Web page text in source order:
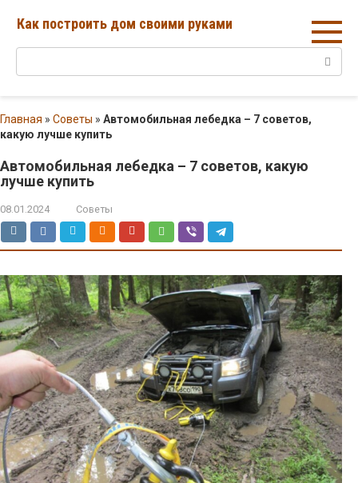
Как построить дом своими руками
Поиск:
Главная » Советы » Автомобильная лебедка – 7 советов,
какую лучше купить
Автомобильная лебедка – 7 советов, какую
лучше купить
08.01.2024 Советы